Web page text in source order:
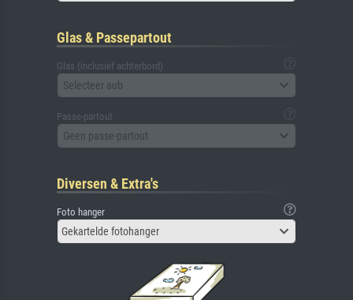
Glas & Passepartout
Glas (inclusief achterbord)
Selecteer aub
Passe-partout
Geen passe-partout
Diversen & Extra's
Foto hanger
Gekartelde fotohanger